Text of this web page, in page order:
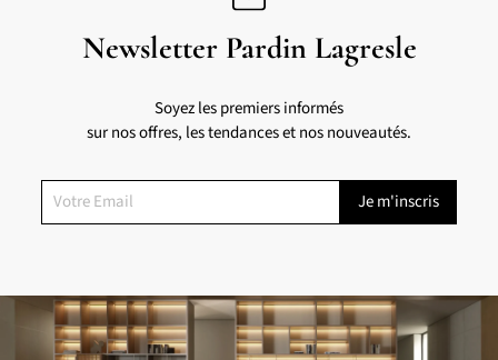
Newsletter Pardin Lagresle
Soyez les premiers informés
sur nos offres, les tendances et nos nouveautés.